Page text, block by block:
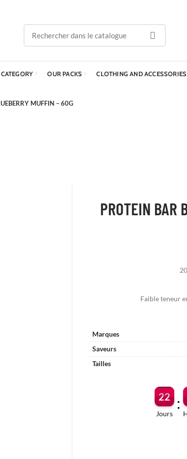
OUR PACKS CLOTHING AND ACCESSORIES
MUFFIN – 60G
PROTEIN BAR
Faible teneur
Marques
Saveurs
Tailles
22
Jours
: